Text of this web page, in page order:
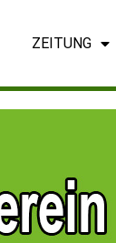
ZEITUNG